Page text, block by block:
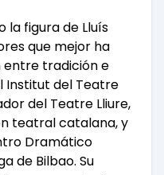
la figura de Lluís
que mejor ha
entre tradición e
Institut del Teatre
del Teatre Lliure,
teatral catalana, y
Dramático
de Bilbao. Su